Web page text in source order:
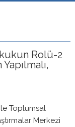
Rolü-2
Toplumsal
Merkezi